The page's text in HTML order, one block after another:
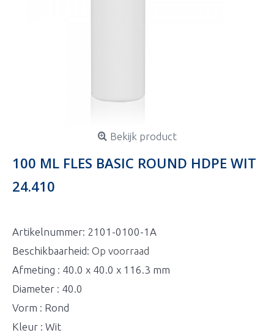
Bekijk product
100 ML FLES BASIC ROUND HDPE WIT
24.410
Artikelnummer: 2101-0100-1A
Beschikbaarheid: Op voorraad
Afmeting : 40.0 x 40.0 x 116.3 mm
Diameter : 40.0
Vorm : Rond
Kleur : Wit